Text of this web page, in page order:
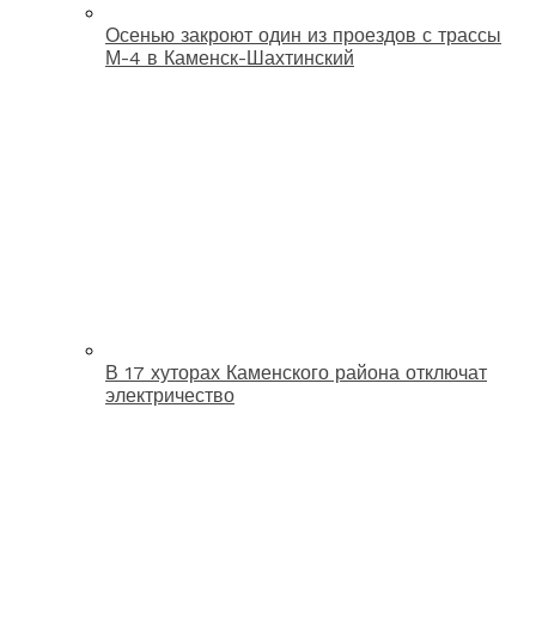
Осенью закроют один из проездов с трассы
М-4 в Каменск-Шахтинский
В 17 хуторах Каменского района отключат
электричество